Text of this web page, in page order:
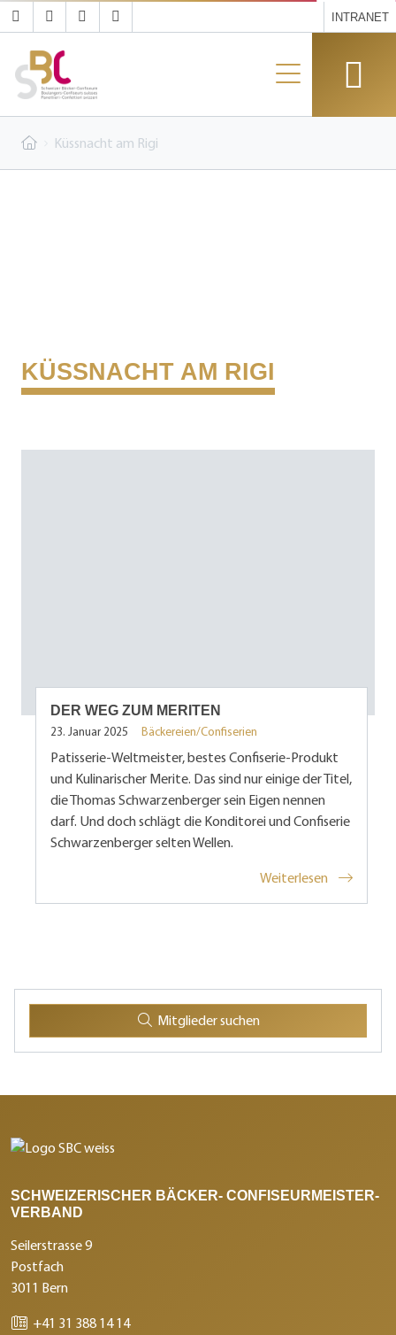
INTRANET
Küssnacht am Rigi
KÜSSNACHT AM RIGI
DER WEG ZUM MERITEN
23. Januar 2025 Bäckereien/Confiserien
Patisserie-Weltmeister, bestes Confiserie-Produkt
und Kulinarischer Merite. Das sind nur einige der Titel,
die Thomas Schwarzenberger sein Eigen nennen
darf. Und doch schlägt die Konditorei und Confiserie
Schwarzenberger selten Wellen.
Weiterlesen
Mitglieder suchen
SCHWEIZERISCHER BÄCKER- CONFISEURMEISTER-
VERBAND
Seilerstrasse 9
Postfach
3011 Bern
+41 31 388 14 14